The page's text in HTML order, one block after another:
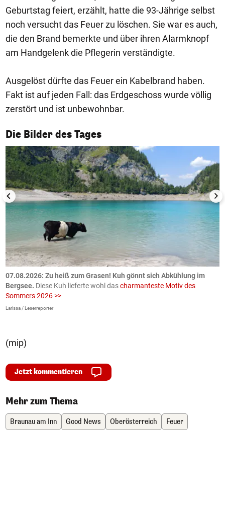
Geburtstag feiert, erzählt, hatte die 93-Jährige selbst
noch versucht das Feuer zu löschen. Sie war es auch,
die den Brand bemerkte und über ihren Alarmknopf
am Handgelenk die Pflegerin verständigte.
Ausgelöst dürfte das Feuer ein Kabelbrand haben.
Fakt ist auf jeden Fall: das Erdgeschoss wurde völlig
zerstört und ist unbewohnbar.
Die Bilder des Tages
1/50
07.08.2026: Zu heiß zum Grasen! Kuh gönnt sich Abkühlung im
Bergsee. Diese Kuh lieferte wohl dascharmanteste Motiv des
Sommers 2026 >>
Larissa / Leserreporter
(mip)
Jetzt kommentieren
Mehr zum Thema
Braunau am Inn Good News Oberösterreich Feuer